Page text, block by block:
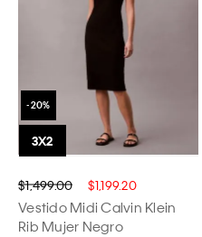
$1,499.00 $1,199.20
Vestido Midi Calvin Klein
Rib Mujer Negro